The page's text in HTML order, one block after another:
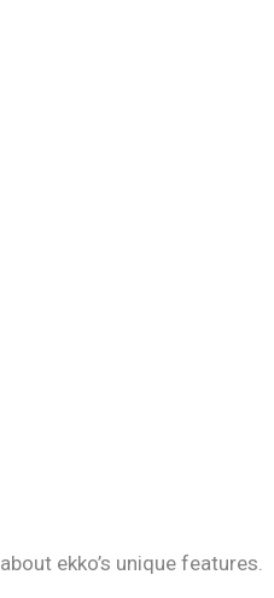
about ekko’s unique features.